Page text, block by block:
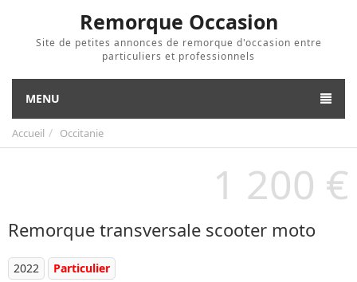
Remorque Occasion
Site de petites annonces de remorque d'occasion entre
particuliers et professionnels
MENU
Accueil Occitanie
1 200 €
Remorque transversale scooter moto
2022 Particulier